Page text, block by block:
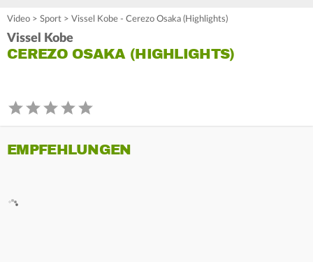
Video > Sport > Vissel Kobe - Cerezo Osaka (Highlights)
Vissel Kobe
CEREZO OSAKA (HIGHLIGHTS)
EMPFEHLUNGEN